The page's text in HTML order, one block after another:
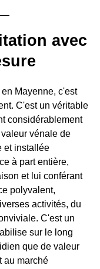
avec
Mayenne, c'est
C'est un véritable
considérablement
vénale de
et installée
à part entière,
et lui conférant
polyvalent,
activités, du
C'est un
sur le long
que de valeur
au marché